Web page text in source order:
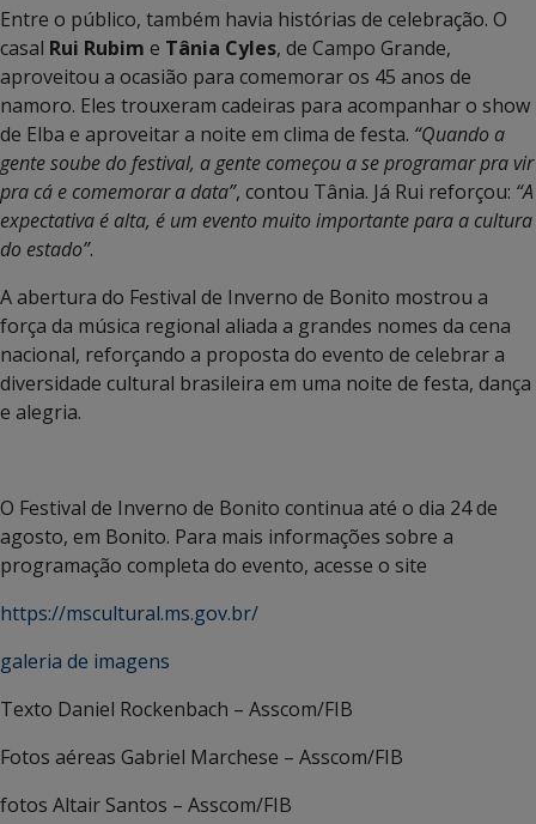
Entre o público, também havia histórias de celebração. O
casal Rui Rubim e Tânia Cyles, de Campo Grande,
aproveitou a ocasião para comemorar os 45 anos de
namoro. Eles trouxeram cadeiras para acompanhar o show
de Elba e aproveitar a noite em clima de festa. “Quando a
gente soube do festival, a gente começou a se programar pra vir
pra cá e comemorar a data”, contou Tânia. Já Rui reforçou: “A
expectativa é alta, é um evento muito importante para a cultura
do estado”.
A abertura do Festival de Inverno de Bonito mostrou a
força da música regional aliada a grandes nomes da cena
nacional, reforçando a proposta do evento de celebrar a
diversidade cultural brasileira em uma noite de festa, dança
e alegria.
O Festival de Inverno de Bonito continua até o dia 24 de
agosto, em Bonito. Para mais informações sobre a
programação completa do evento, acesse o site
https://mscultural.ms.gov.br/
galeria de imagens
Texto Daniel Rockenbach – Asscom/FIB
Fotos aéreas Gabriel Marchese – Asscom/FIB
fotos Altair Santos – Asscom/FIB